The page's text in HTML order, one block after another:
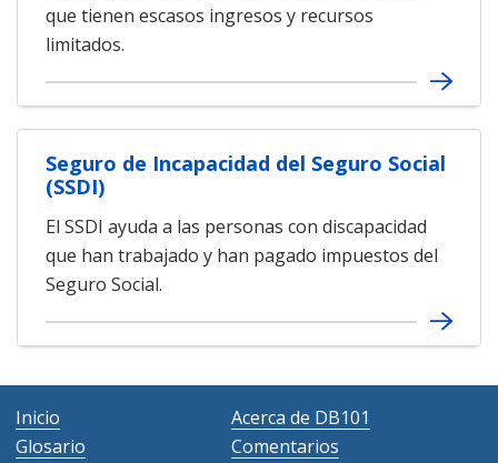
que tienen escasos ingresos y recursos
limitados.
Seguro de Incapacidad del Seguro Social
(SSDI)
El SSDI ayuda a las personas con discapacidad
que han trabajado y han pagado impuestos del
Seguro Social.
Inicio
Acerca de DB101
Glosario
Comentarios